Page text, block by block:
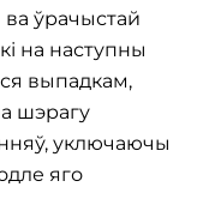
ва ўрачыстай
на наступны
выпадкам,
шэрагу
уключаючы
яго